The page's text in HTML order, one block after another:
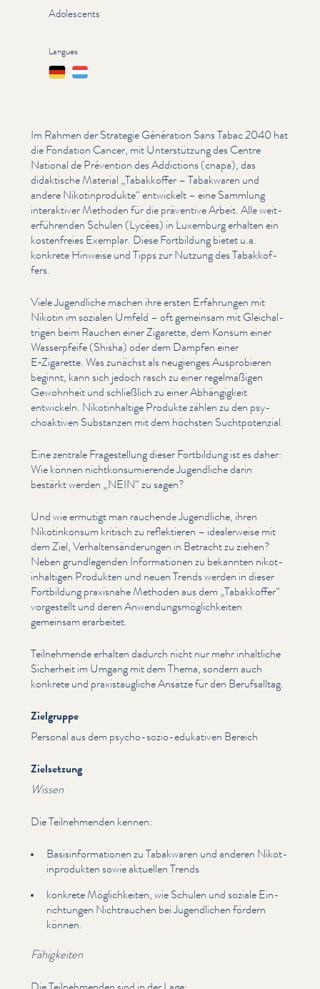
Adolescents
Langues
DeutschLëtzebuergesch
Im Rahmen der Strategie Génération Sans Tabac 2040 hat
die Fondation Cancer, mit Unter­stützung des Centre
National de Prévention des Addictions (cnapa), das
didaktische Material „Tabakkoffer – Tabakwaren und
andere Nikot­in­pro­duk­te“ entwickelt – eine Sammlung
inter­ak­tiv­er Methoden für die präventive Arbeit. Alle weit­
er­führen­den Schulen (Lycées) in Luxemburg erhalten ein
kosten­freies Exemplar. Diese Fortbildung bietet u.a.
konkrete Hinweise und Tipps zur Nutzung des Tabakkof­
fers.
Viele Jugendliche machen ihre ersten Erfahrungen mit
Nikotin im sozialen Umfeld – oft gemeinsam mit Gle­ichal­
tri­gen beim Rauchen einer Zigarette, dem Konsum einer
Wasserpfeife (Shisha) oder dem Dampfen einer
E‑Zigarette. Was zunächst als neugieriges Aus­pro­bieren
beginnt, kann sich jedoch rasch zu einer regelmäßi­gen
Gewohnheit und schließlich zu einer Abhängigkeit
entwickeln. Nikot­in­haltige Produkte zählen zu den psy­
choak­tiv­en Substanzen mit dem höchsten Sucht­poten­zial.
Eine zentrale Fragestel­lung dieser Fortbildung ist es daher:
Wie können nichtkon­sum­ierende Jugendliche darin
bestärkt werden „NEIN“ zu sagen?
Und wie ermutigt man rauchende Jugendliche, ihren
Nikotinkon­sum kritisch zu reflek­tieren – ide­al­er­weise mit
dem Ziel, Ver­hal­tensän­derun­gen in Betracht zu ziehen?
Neben grundle­gen­den Infor­ma­tio­nen zu bekannten nikot­
in­halti­gen Produkten und neuen Trends werden in dieser
Fortbildung praxisnahe Methoden aus dem „Tabakkoffer“
vorgestellt und deren Anwen­dungsmöglichkeit­en
gemeinsam erarbeitet.
Teil­nehmende erhalten dadurch nicht nur mehr inhaltliche
Sicherheit im Umgang mit dem Thema, sondern auch
konkrete und prax­is­taugliche Ansätze für den Beruf­sall­t­ag.
Zielgruppe
Personal aus dem psycho-sozio-edukativen Bereich
Zielsetzung
Wissen
Die Teil­nehmenden kennen:
Basis­in­for­ma­tio­nen zu Tabakwaren und anderen Nikot­
in­pro­duk­ten sowie aktuellen Trends
konkrete Möglichkeit­en, wie Schulen und soziale Ein­
rich­tun­gen Nich­trauchen bei Jugendlichen fördern
können.
Fähigkeiten